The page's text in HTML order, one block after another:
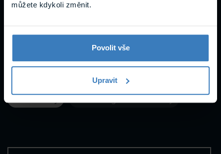
můžete kdykoli změnit.
Povolit vše
Upravit
Návody a
podpora
Datasheety Marketingové materiály